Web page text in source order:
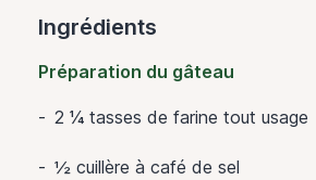
Ingrédients
Préparation du gâteau
2 ¼ tasses de farine tout usage
½ cuillère à café de sel